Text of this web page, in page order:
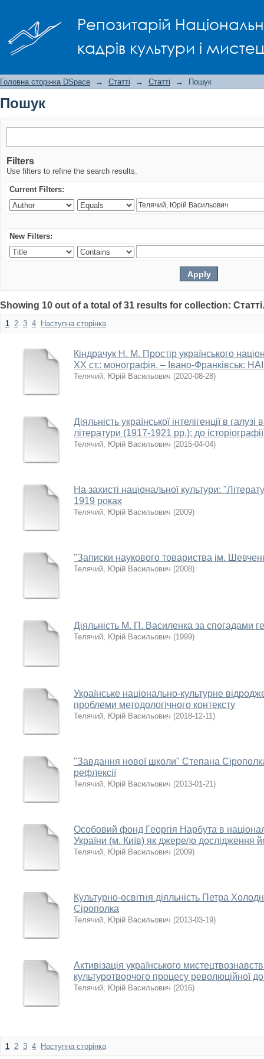
Репозитарій
кадрів культури і
Головна сторінка DSpace → Статті → Статті → Пошук
Пошук
Filters
Use filters to refine the search results.
Current Filters:
New Filters:
Showing 10 out of a total of 31 results for collection:
1 2 3 4 Наступна сторінка
Кіндрачук Н. М. Простір українського
ХХ ст.: монографія. – Івано-Франківськ:
Телячий, Юрій Васильович (2020-08-28)
Діяльність української інтелігенції в
літератури (1917-1921 рр.): до
Телячий, Юрій Васильович (2015-04-04)
На захисті національної культури:
1919 роках
Телячий, Юрій Васильович (2009)
"Записки наукового товариства ім.
Телячий, Юрій Васильович (2008)
Діяльність М. П. Василенка за спогадами
Телячий, Юрій Васильович (1999)
Українське національно-культурне
проблеми методологічного контексту
Телячий, Юрій Васильович (2018-12-11)
"Завдання нової школи" Степана
рефлексії
Телячий, Юрій Васильович (2013-01-21)
Особовий фонд Георгія Нарбута в
України (м. Київ) як джерело дослідження
Телячий, Юрій Васильович (2009)
Культурно-освітня діяльність Петра
Сірополка
Телячий, Юрій Васильович (2013-03-19)
Активізація українського
культуротворчого процесу революційної
Телячий, Юрій Васильович (2016)
1 2 3 4 Наступна сторінка